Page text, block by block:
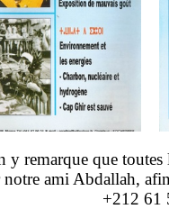
que toutes
ami Abdallah,
+212 61